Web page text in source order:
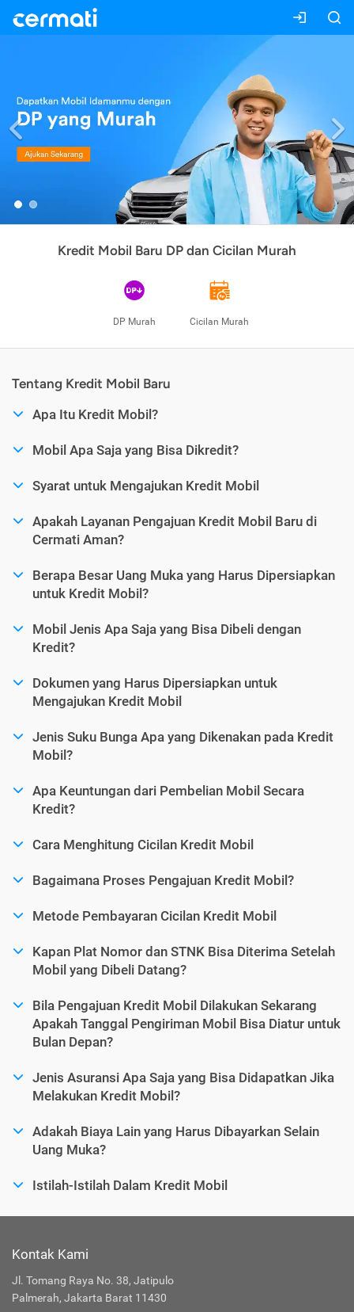
Previous
Kredit Mobil Baru DP dan Cicilan Murah
DP Murah Cicilan Murah
Tentang Kredit Mobil Baru
Apa Itu Kredit Mobil?
Mobil Apa Saja yang Bisa Dikredit?
Syarat untuk Mengajukan Kredit Mobil
Apakah Layanan Pengajuan Kredit Mobil Baru di
Cermati Aman?
Berapa Besar Uang Muka yang Harus Dipersiapkan
untuk Kredit Mobil?
Mobil Jenis Apa Saja yang Bisa Dibeli dengan
Kredit?
Dokumen yang Harus Dipersiapkan untuk
Mengajukan Kredit Mobil
Jenis Suku Bunga Apa yang Dikenakan pada Kredit
Mobil?
Apa Keuntungan dari Pembelian Mobil Secara
Kredit?
Cara Menghitung Cicilan Kredit Mobil
Bagaimana Proses Pengajuan Kredit Mobil?
Metode Pembayaran Cicilan Kredit Mobil
Kapan Plat Nomor dan STNK Bisa Diterima Setelah
Mobil yang Dibeli Datang?
Bila Pengajuan Kredit Mobil Dilakukan Sekarang
Apakah Tanggal Pengiriman Mobil Bisa Diatur untuk
Bulan Depan?
Jenis Asuransi Apa Saja yang Bisa Didapatkan Jika
Melakukan Kredit Mobil?
Adakah Biaya Lain yang Harus Dibayarkan Selain
Uang Muka?
Istilah-Istilah Dalam Kredit Mobil
Kontak Kami
Jl. Tomang Raya No. 38, Jatipulo
Palmerah, Jakarta Barat 11430